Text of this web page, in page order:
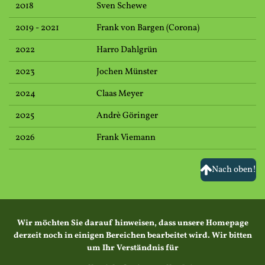
2018
Sven Schewe
2019 - 2021
Frank von Bargen (Corona)
2022
Harro Dahlgrün
2023
Jochen Münster
2024
Claas Meyer
2025
Andrè Göringer
2026
Frank Viemann
Nach oben!
Wir möchten Sie darauf hinweisen, dass unsere Homepage
derzeit noch in einigen Bereichen bearbeitet wird. Wir bitten
um Ihr Verständnis für